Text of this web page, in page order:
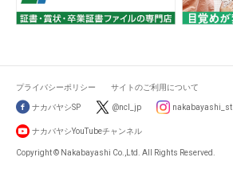
プライバシーポリシー サイトのご利用について
ナカバヤシSP @ncl_jp nakabayashi_st
ナカバヤシYouTubeチャンネル
Copyright © Nakabayashi Co.,Ltd. All Rights Reserved.